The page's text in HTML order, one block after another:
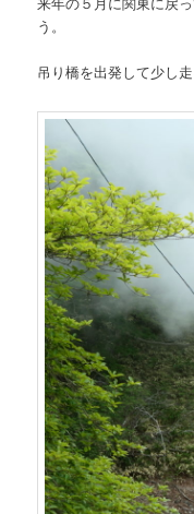
う。
吊り橋を出発して少し